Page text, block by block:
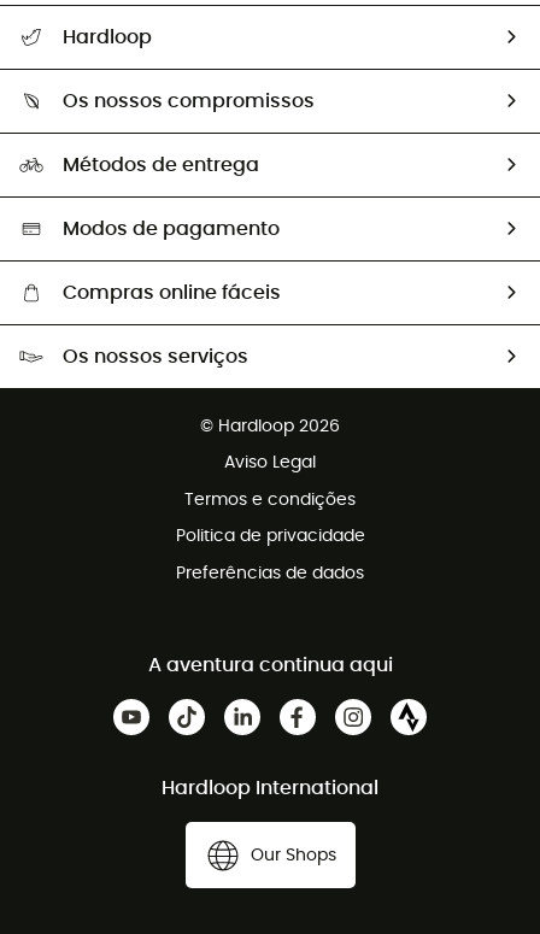
Devoluções e reembolsos
Guia de tamanhos
Trocas & Devoluções
Hardloop
Os nossos embaixadores
Os nossos compromissos
Seleção eco-responsável
Métodos de entrega
Modos de pagamento
Compras online fáceis
Devoluções gratuitas em 100 dias
Os nossos serviços
© Hardloop 2026
Aviso Legal
Termos e condições
Politica de privacidade
Preferências de dados
A aventura continua aqui
Hardloop International
Our Shops